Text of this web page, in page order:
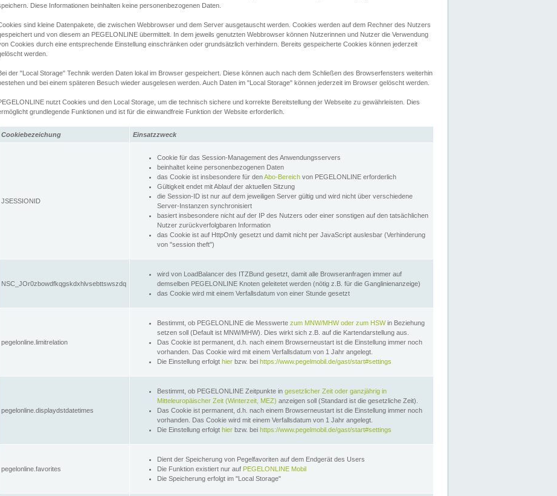
Diese Informationen beinhalten keine personenbezogenen Daten.
sind kleine Datenpakete, die zwischen Webbrowser und dem Server ausgetauscht werden. Cookies werden auf dem Rechner des Nutzers
und von diesem an PEGELONLINE übermittelt. In dem jeweils genutzten Webbrowser können Nutzerinnen und Nutzer die Verwendung
Cookies durch eine entsprechende Einstellung einschränken oder grundsätzlich verhindern. Bereits gespeicherte Cookies können jederzeit
werden.
der "Local Storage" Technik werden Daten lokal im Browser gespeichert. Diese können auch nach dem Schließen des Browserfensters weiterhin
und bei einem späteren Besuch wieder ausgelesen werden. Auch Daten im "Local Storage" können jederzeit im Browser gelöscht werden.
nutzt Cookies und den Local Storage, um die technisch sichere und korrekte Bereitstellung der Webseite zu gewährleisten. Dies
grundlegende Funktionen und ist für die einwandfreie Funktion der Website erforderlich.
Cookiebezeichung Einsatzzweck
JSESSIONID
Cookie für das Session-Management des Anwendungsservers
beinhaltet keine personenbezogenen Daten
das Cookie ist insbesondere für denAbo-Bereich von PEGELONLINE erforderlich
Gültigkeit endet mit Ablauf der aktuellen Sitzung
die Session-ID ist nur auf dem jeweiligen Server gültig und wird nicht über verschiedene
Server-Instanzen synchronisiert
basiert insbesondere nicht auf der IP des Nutzers oder einer sonstigen auf den tatsächlichen
Nutzer zurückverfolgbaren Information
das Cookie ist auf HttpOnly gesetzt und damit nicht per JavaScript auslesbar (Verhinderung
von "session theft")
NSC_JOr0zbowdfkqgskdxhlvsebttswszdq
wird von LoadBalancer des ITZBund gesetzt, damit alle Browseranfragen immer auf
demselben PEGELONLINE Knoten geleitetet werden (nötig z.B. für die Ganglinienanzeige)
das Cookie wird mit einem Verfallsdatum von einer Stunde gesetzt
pegelonline.limitrelation
Bestimmt, ob PEGELONLINE die Messwerte zum MNW/MHW oder zum HSWin Beziehung
setzen soll (Default ist MNW/MHW). Dies wirkt sich z.B. auf die Kartendarstellung aus.
Das Cookie ist permanent, d.h. nach einem Browserneustart ist die Einstellung immer noch
vorhanden. Das Cookie wird mit einem Verfallsdatum von 1 Jahr angelegt.
Die Einstellung erfolgt hier bzw. bei https://www.pegelmobil.de/gast/start#settings
pegelonline.displaydstdatetimes
Bestimmt, ob PEGELONLINE Zeitpunkte in gesetzlicher Zeit oder ganzjährig in
Mitteleuropäischer Zeit (Winterzeit, MEZ) anzeigen soll (Standard ist die gesetzliche Zeit).
Das Cookie ist permanent, d.h. nach einem Browserneustart ist die Einstellung immer noch
vorhanden. Das Cookie wird mit einem Verfallsdatum von 1 Jahr angelegt.
Die Einstellung erfolgt hier bzw. bei https://www.pegelmobil.de/gast/start#settings
pegelonline.favorites
Dient der Speicherung von Pegelfavoriten auf dem Endgerät des Users
Die Funktion existiert nur auf PEGELONLINE Mobil
Die Speicherung erfolgt im "Local Storage"